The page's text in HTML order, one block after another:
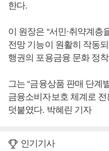
한다.
이 원장은 “서민·취약계
전망 기능이 원활히 작동
행권의 포용금융 문화 정
그는 “금융상품 판매 단계
금융소비자보호 체계로
덧붙였다. 박혜린 기자
인기기사